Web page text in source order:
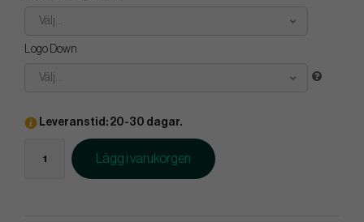
Välj...
Logo Down
Välj...
Leveranstid: 20-30 dagar.
Lägg i varukorgen